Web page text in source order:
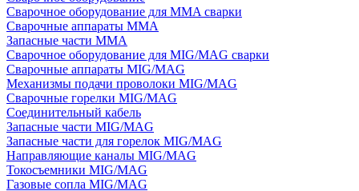
Сварочное оборудование для MMA сварки
Сварочные аппараты MMA
Запасные части MMA
Сварочное оборудование для MIG/MAG сварки
Сварочные аппараты MIG/MAG
Механизмы подачи проволоки MIG/MAG
Сварочные горелки MIG/MAG
Соединительный кабель
Запасные части MIG/MAG
Запасные части для горелок MIG/MAG
Направляющие каналы MIG/MAG
Токосъемники MIG/MAG
Газовые сопла MIG/MAG